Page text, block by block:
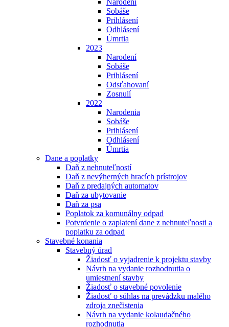
Narodení
Sobáše
Prihlásení
Odhlásení
Úmrtia
2023
Narodení
Sobáše
Prihlásení
Odsťahovaní
Zosnulí
2022
Narodenia
Sobáše
Prihlásení
Odhlásení
Úmrtia
Dane a poplatky
Daň z nehnuteľností
Daň z nevýherných hracích prístrojov
Daň z predajných automatov
Daň za ubytovanie
Daň za psa
Poplatok za komunálny odpad
Potvrdenie o zaplatení dane z nehnuteľnosti a
poplatku za odpad
Stavebné konania
Stavebný úrad
Žiadosť o vyjadrenie k projektu stavby
Návrh na vydanie rozhodnutia o
umiestnení stavby
Žiadosť o stavebné povolenie
Žiadosť o súhlas na prevádzku malého
zdroja znečistenia
Návrh na vydanie kolaudačného
rozhodnutia